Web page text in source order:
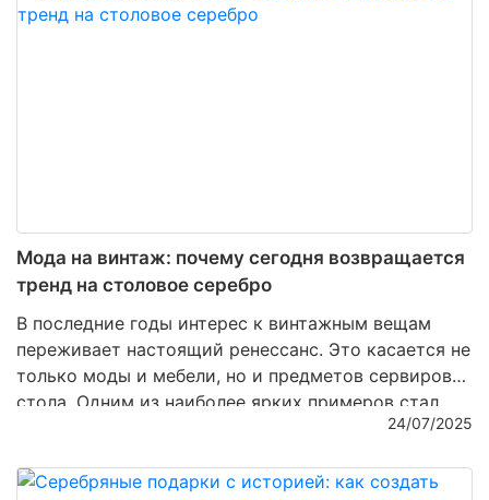
событие, достойное особой памяти.
Мода на винтаж: почему сегодня возвращается
тренд на столовое серебро
В последние годы интерес к винтажным вещам
переживает настоящий ренессанс. Это касается не
только моды и мебели, но и предметов сервировки
стола. Одним из наиболее ярких примеров стал
стремительно возвращающийся в тренды интерес
пылилось в сервантах бабушек, теперь ценится как
24/07/2025